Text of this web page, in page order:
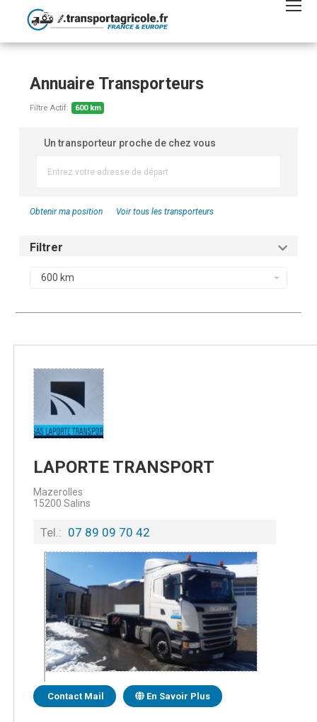
Annuaire Transporteurs
Filtre Actif: 600 km
Un transporteur proche de chez vous
Obtenir ma position Voir tous les transporteurs
Filtrer
LAPORTE TRANSPORT
Mazerolles
15200 Salins
Tel.: 07 89 09 70 42
Contact Mail En Savoir Plus